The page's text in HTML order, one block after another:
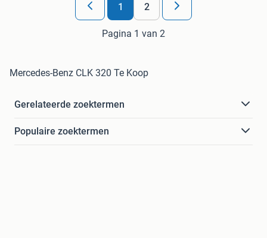
1 2
Pagina 1 van 2
Mercedes-Benz CLK 320 Te Koop
Gerelateerde zoektermen
Populaire zoektermen